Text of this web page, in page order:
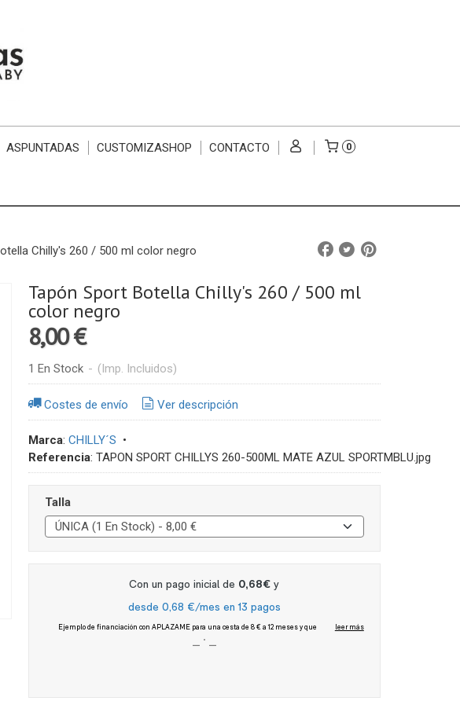
ASPUNTADAS CUSTOMIZASHOP CONTACTO 0
Chilly's 260 / 500 ml color negro
Tapón Sport Botella Chilly's 260 / 500 ml
color negro
8,00 €
1 En Stock - (Imp. Incluidos)
Costes de envío Ver descripción
Marca: CHILLY´S •
Referencia: TAPON SPORT CHILLYS 260-500ML MATE AZUL SPORTMBLU.jpg
Talla